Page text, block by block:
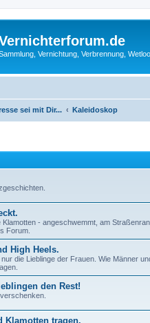
Vernichtung, Verbrennung,
sei mit Dir... Kaleidoskop
- angeschwemmt, am
Forum.
High Heels.
die Lieblinge der Frauen. Wie Männer
den Rest!
Klamotten tragen.